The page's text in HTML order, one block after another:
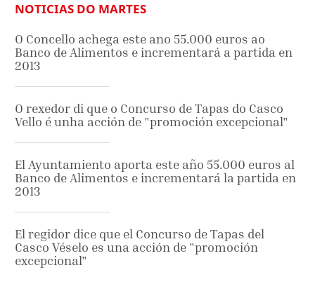
NOTICIAS DO MARTES
O Concello achega este ano 55.000 euros ao
Banco de Alimentos e incrementará a partida en
2013
O rexedor di que o Concurso de Tapas do Casco
Vello é unha acción de "promoción excepcional"
El Ayuntamiento aporta este año 55.000 euros al
Banco de Alimentos e incrementará la partida en
2013
El regidor dice que el Concurso de Tapas del
Casco Véselo es una acción de "promoción
excepcional"